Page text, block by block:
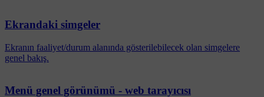
Ekrandaki simgeler
Ekranın faaliyet/durum alanında gösterilebilecek olan simgelere
genel bakış.
Menü genel görünümü - web tarayıcısı